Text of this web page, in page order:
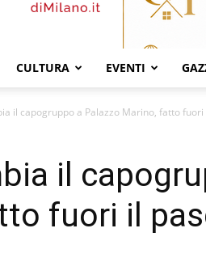
CULTURA EVENTI
il capogruppo a Palazzo Marino, fatto
il
fuori il